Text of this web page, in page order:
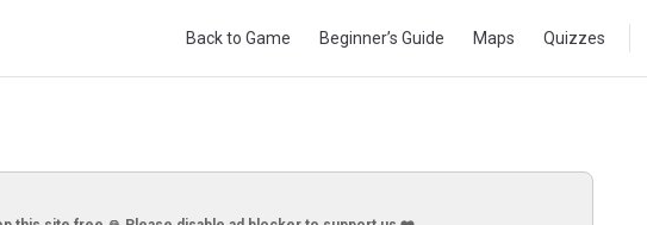
Back to Game Beginner’s Guide Maps Quizzes